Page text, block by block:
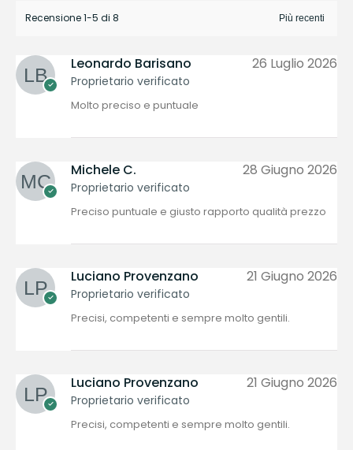
Recensione 1-5 di 8
Leonardo Barisano
Proprietario verificato
26 Luglio 2026
Molto preciso e puntuale
Michele C.
Proprietario verificato
28 Giugno 2026
Preciso puntuale e giusto rapporto qualità prezzo
Luciano Provenzano
Proprietario verificato
21 Giugno 2026
Precisi, competenti e sempre molto gentili.
Luciano Provenzano
Proprietario verificato
21 Giugno 2026
Precisi, competenti e sempre molto gentili.